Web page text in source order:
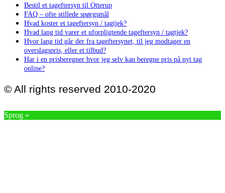
Bestil et tageftersyn til Otterup
FAQ – ofte stillede spørgsmål
Hvad koster et tageftersyn / tagtjek?
Hvad lang tid varer et uforpligtende tageftersyn / tagtjek?
Hvor lang tid går der fra tageftersynet, til jeg modtager en
overslagspris, eller et tilbud?
Har i en prisberegner hvor jeg selv kan beregne pris på nyt tag
online?
© All rights reserved 2010-2020
Sprog »